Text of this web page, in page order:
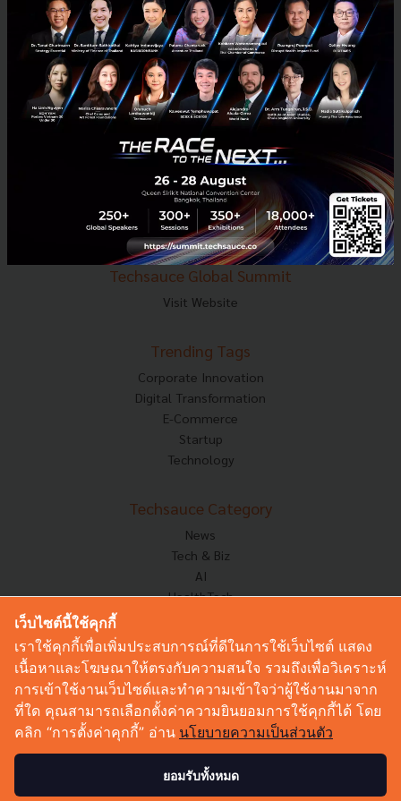
E-mail :contact@techsauce.co
Tel : 02-001-5375
Mobile : 06-4658-9500
Techsauce Media
About Techsauce
Techsauce Services
Privacy Policy
ส่งบทความ
Techsauce Global Summit
Visit Website
Trending Tags
Corporate Innovation
Digital Transformation
E-Commerce
Startup
Technology
Techsauce Category
News
Tech & Biz
AI
HealthTech
Corp Innov
Saucy Thoughts
Sustainable
Videos
Podcast
เว็บไซต์นี้ใช้คุกกี้
เราใช้คุกกี้เพื่อเพิ่มประสบการณ์ที่ดีในการใช้เว็บไซต์ แสดง
เนื้อหาและโฆษณาให้ตรงกับความสนใจ รวมถึงเพื่อวิเคราะห์
การเข้าใช้งานเว็บไซต์และทำความเข้าใจว่าผู้ใช้งานมาจาก
ที่ใด คุณสามารถเลือกตั้งค่าความยินยอมการใช้คุกกี้ได้ โดย
คลิก “การตั้งค่าคุกกี้” อ่าน นโยบายความเป็นส่วนตัว
ยอมรับทั้งหมด